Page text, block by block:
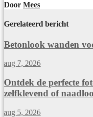
Door Mees
Gerelateerd bericht
Betonlook wanden
aug 7, 2026
Ontdek de perfecte
zelfklevend of
aug 5, 2026